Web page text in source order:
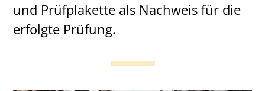
und Prüfplakette als Nachweis für die
erfolgte Prüfung.